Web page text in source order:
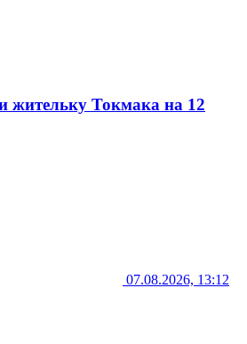
жительку Токмака на 12
07.08.2026, 13:12